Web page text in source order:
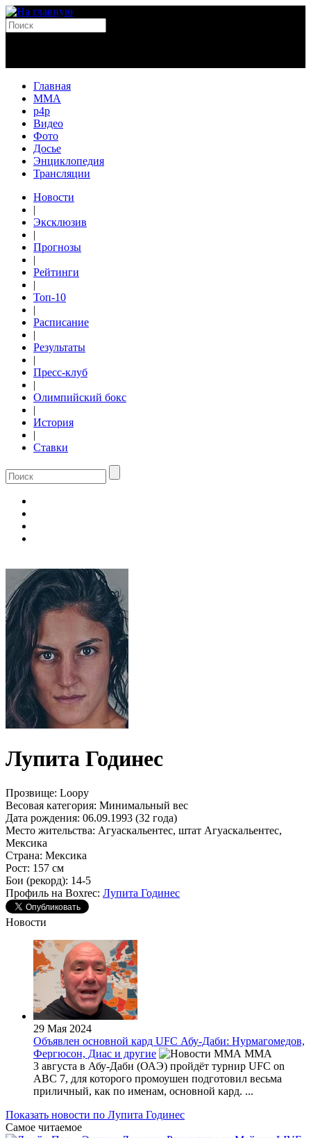
Главная
MMA
p4p
Видео
Фото
Досье
Энциклопедия
Трансляции
Новости
|
Эксклюзив
|
Прогнозы
|
Рейтинги
|
Топ-10
|
Расписание
|
Результаты
|
Пресс-клуб
|
Олимпийский бокс
|
История
|
Ставки
Лупита Годинес
Прозвище: Loopy
Весовая категория: Минимальный вес
Дата рождения: 06.09.1993 (32 года)
Место жительства: Агуаскальентес, штат Агуаскальентес,
Мексика
Страна: Мексика
Рост: 157 см
Бои (рекорд): 14-5
Профиль на Boxrec: Лупита Годинес
Новости
29 Мая 2024
Объявлен основной кард UFC Абу-Даби: Нурмагомедов,
Фергюсон, Диас и другие
MMA
3 августа в Абу-Даби (ОАЭ) пройдёт турнир UFC on
ABC 7, для которого промоушен подготовил весьма
приличный, как по именам, основной кард. ...
Показать новости по Лупита Годинес
Самое читаемое